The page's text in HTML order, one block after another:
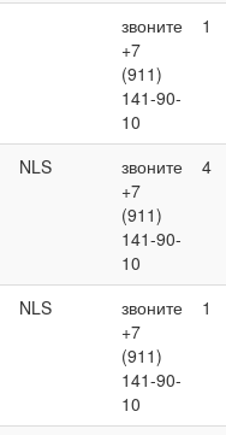
звоните
+7
(911)
141-90-
10
1
NLS
звоните
+7
(911)
141-90-
10
4
NLS
звоните
+7
(911)
141-90-
10
1